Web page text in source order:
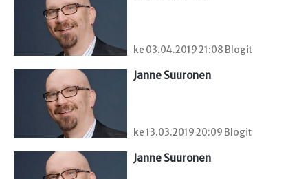
ke 03.04.2019 21:08 Blogit
Janne Suuronen
ke 13.03.2019 20:09 Blogit
Janne Suuronen